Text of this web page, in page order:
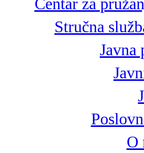
Centar za
Stručna
Javna
O